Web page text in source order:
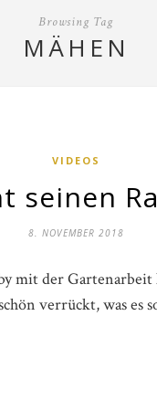
Browsing Tag
MÄHEN
VIDEOS
seinen
8. NOVEMBER 2018
mit der
verrückt, was es